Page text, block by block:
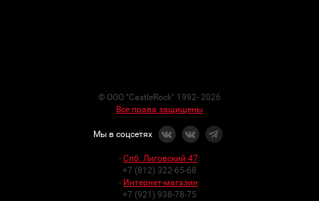
© ООО "CastleRock" 1992- 2026
Все права защищены
Мы в соцсетях
- Спб. Лиговский 47:
+7 (812) 322-65-68
- Интернет-магазин:
+7 (921) 938-78-75